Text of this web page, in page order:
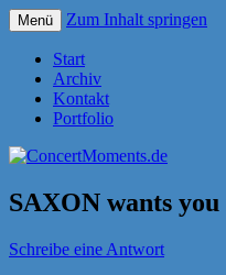
Menü Zum Inhalt springen
Start
Archiv
Kontakt
Portfolio
SAXON wants
Schreibe eine Antwort